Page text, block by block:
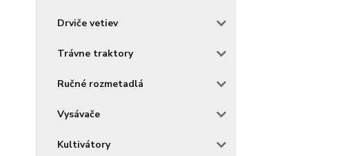
Drviče vetiev
Trávne traktory
Ručné rozmetadlá
Vysávače
Kultivátory